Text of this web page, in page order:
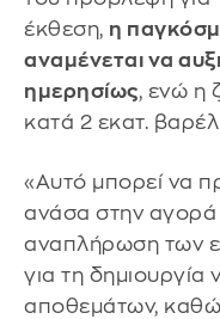
έκθεση, η
αναμένεται να
ημερησίως, ενώ η
κατά 2 εκατ.
«Αυτό μπορεί να
ανάσα στην αγορά
αναπλήρωση των
για τη δημιουργία
αποθεμάτων,